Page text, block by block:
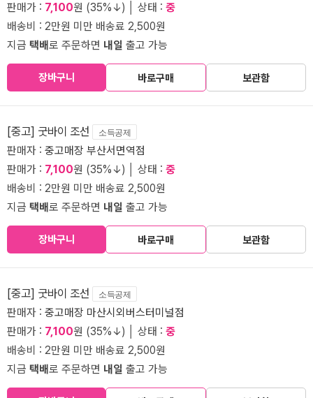
판매가 : 7,100원 (35%↓) │ 상태 : 중
배송비 : 2만원 미만 배송료 2,500원
지금 택배로 주문하면 내일 출고 가능
장바구니 바로구매 보관함
[중고] 굿바이 조선 소득공제
판매자 : 중고매장 부산서면역점
판매가 : 7,100원 (35%↓) │ 상태 : 중
배송비 : 2만원 미만 배송료 2,500원
지금 택배로 주문하면 내일 출고 가능
장바구니 바로구매 보관함
[중고] 굿바이 조선 소득공제
판매자 : 중고매장 마산시외버스터미널점
판매가 : 7,100원 (35%↓) │ 상태 : 중
배송비 : 2만원 미만 배송료 2,500원
지금 택배로 주문하면 내일 출고 가능